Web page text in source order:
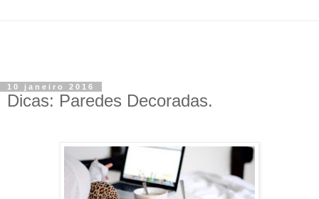
10 janeiro 2016
Dicas: Paredes Decoradas.